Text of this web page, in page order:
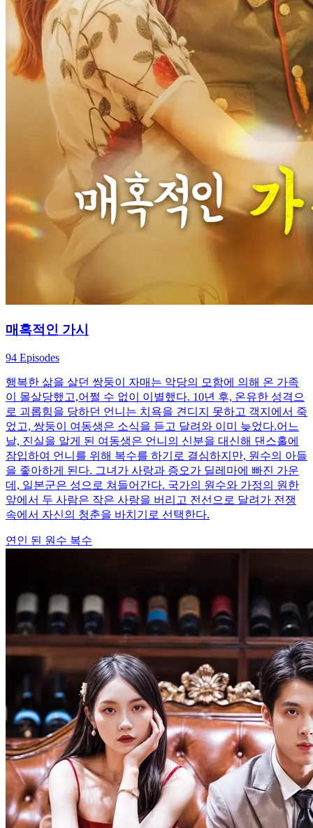
매혹적인 가시
94 Episodes
행복한 삶을 살던 쌍둥이 자매는 악당의 모함에 의해 온 가족
이 몰살당했고,어쩔 수 없이 이별했다. 10년 후, 온유한 성격으
로 괴롭힘을 당하던 언니는 치욕을 견디지 못하고 객지에서 죽
었고, 쌍둥이 여동생은 소식을 듣고 달려와 이미 늦었다.어느
날, 진실을 알게 된 여동생은 언니의 신분을 대신해 댄스홀에
잠입하여 언니를 위해 복수를 하기로 결심하지만, 원수의 아들
을 좋아하게 된다. 그녀가 사랑과 증오가 딜레마에 빠진 가운
데, 일본군은 성으로 쳐들어간다. 국가의 원수와 가정의 원한
앞에서 두 사람은 작은 사랑을 버리고 전선으로 달려가 전쟁
속에서 자신의 청춘을 바치기로 선택한다.
연인 된 원수 복수